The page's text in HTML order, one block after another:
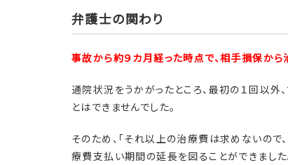
弁護士の関わり
事故から約９カ月経った時点で、相手損保から
通院状況をうかがったところ、最初の１回以
とはできませんでした。
そのため、「それ以上の治療費は求めないので
療費支払い期間の延長を図ることができました